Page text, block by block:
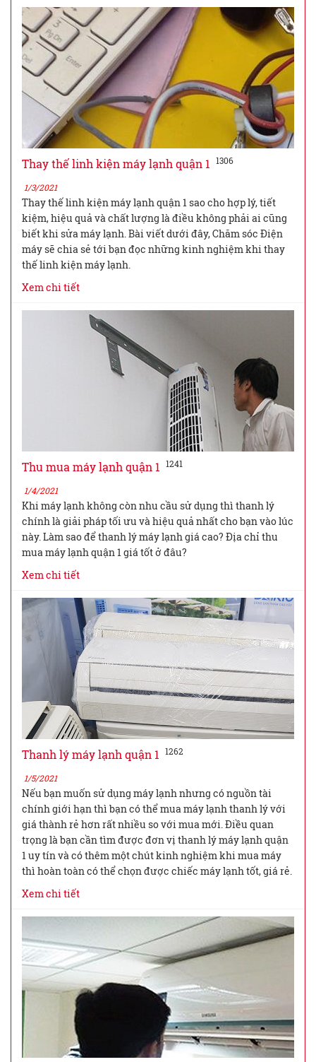
Thay thế linh kiện máy lạnh quận 1 1306
1/3/2021
Thay thế linh kiện máy lạnh quận 1 sao cho hợp lý, tiết
kiệm, hiệu quả và chất lượng là điều không phải ai cũng
biết khi sửa máy lạnh. Bài viết dưới đây, Chăm sóc Điện
máy sẽ chia sẻ tới bạn đọc những kinh nghiệm khi thay
thế linh kiện máy lạnh.
Xem chi tiết
Thu mua máy lạnh quận 1 1241
1/4/2021
Khi máy lạnh không còn nhu cầu sử dụng thì thanh lý
chính là giải pháp tối ưu và hiệu quả nhất cho bạn vào lúc
này. Làm sao để thanh lý máy lạnh giá cao? Địa chỉ thu
mua máy lạnh quận 1 giá tốt ở đâu?
Xem chi tiết
Thanh lý máy lạnh quận 1 1262
1/5/2021
Nếu bạn muốn sử dụng máy lạnh nhưng có nguồn tài
chính giới hạn thì bạn có thể mua máy lạnh thanh lý với
giá thành rẻ hơn rất nhiều so với mua mới. Điều quan
trọng là bạn cần tìm được đơn vị thanh lý máy lạnh quận
1 uy tín và có thêm một chút kinh nghiệm khi mua máy
thì hoàn toàn có thể chọn được chiếc máy lạnh tốt, giá rẻ.
Xem chi tiết